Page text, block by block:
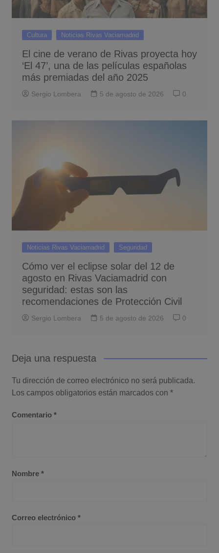
Cultura Noticias Rivas Vaciamadrid
El cine de verano de Rivas proyecta hoy
‘El 47’, una de las películas españolas
más premiadas del año 2025
Sergio Lombera 5 de agosto de 2026 0
Noticias Rivas Vaciamadrid Seguridad
Cómo ver el eclipse solar del 12 de
agosto en Rivas Vaciamadrid con
seguridad: estas son las
recomendaciones de Protección Civil
Sergio Lombera 5 de agosto de 2026 0
Deja una respuesta
Tu dirección de correo electrónico no será publicada.
Los campos obligatorios están marcados con *
Comentario *
Nombre *
Correo electrónico *